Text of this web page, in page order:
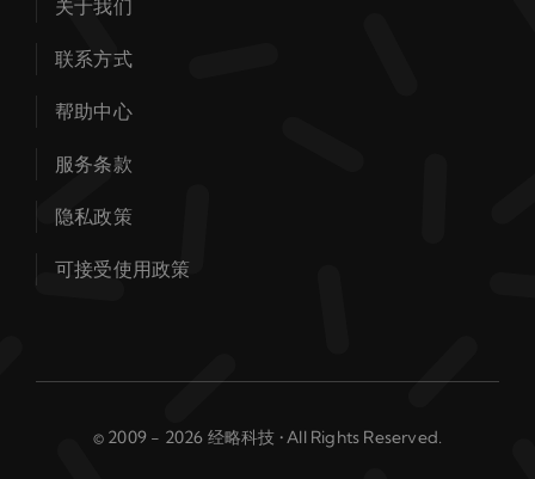
关于我们
联系方式
帮助中心
服务条款
隐私政策
可接受使用政策
© 2009 - 2026 经略科技 • All Rights Reserved.